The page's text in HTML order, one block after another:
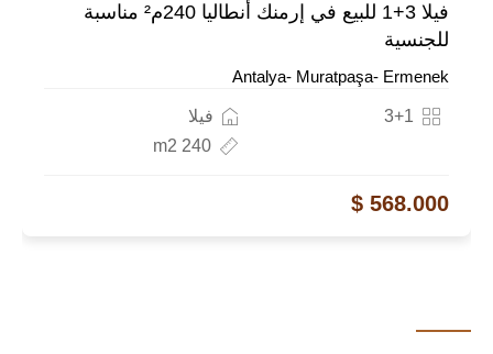
فيلا 3+1 للبيع في إرمنك أنطاليا 240م² مناسبة
للجنسية
Antalya- Muratpaşa- Ermenek
فيلا
3+1
240 m2
568.000 $